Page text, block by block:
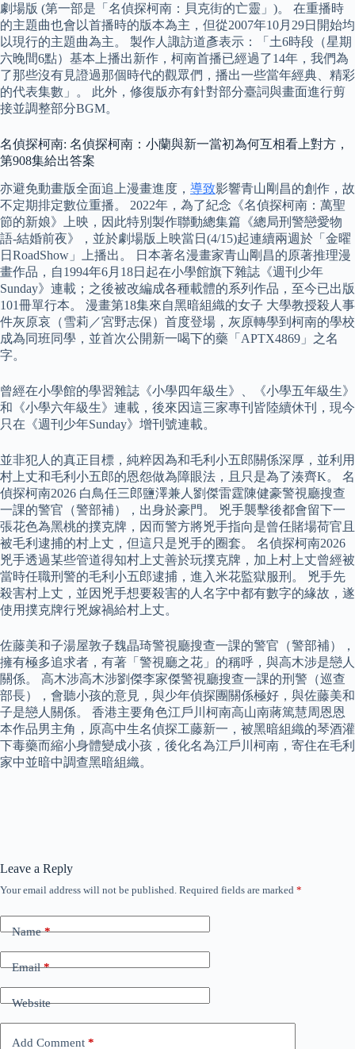
劇場版 (第一部是「名偵探柯南：貝克街的亡靈」)。 在重播時
的主題曲也會以首播時的版本為主，但從2007年10月29日開始均
以現行的主題曲為主。 製作人諏訪道彥表示：「土6時段（星期
六晚間6點）基本上播出新作，柯南首播已經過了14年，我們為
了那些沒有見證過那個時代的觀眾們，播出一些當年經典、精彩
的代表集數」。 此外，修復版亦有針對部分臺詞與畫面進行剪
接並調整部分BGM。
名偵探柯南: 名偵探柯南：小蘭與新一當初為何互相看上對方，
第908集給出答案
亦避免動畫版全面追上漫畫進度， 導致影響青山剛昌的創作，故
不定期排定數位重播。 2022年，為了紀念《名偵探柯南：萬聖
節的新娘》上映，因此特別製作聯動總集篇《總局刑警戀愛物
語-結婚前夜》，並於劇場版上映當日(4/15)起連續兩週於「金曜
日RoadShow」上播出。 日本著名漫畫家青山剛昌的原著推理漫
畫作品，自1994年6月18日起在小學館旗下雜誌《週刊少年
Sunday》連載；之後被改編成各種載體的系列作品，至今已出版
101冊單行本。 漫畫第18集來自黑暗組織的女子 大學教授殺人事
件灰原哀（雪莉／宮野志保）首度登場，灰原轉學到柯南的學校
成為同班同學，並首次公開新一喝下的藥「APTX4869」之名
字。
曾經在小學館的學習雜誌《小學四年級生》、《小學五年級生》
和《小學六年級生》連載，後來因這三家專刊皆陸續休刊，現今
只在《週刊少年Sunday》增刊號連載。
並非犯人的真正目標，純粹因為和毛利小五郎關係深厚，並利用
村上丈和毛利小五郎的恩怨做為障眼法，且只是為了湊齊K。 名
偵探柯南2026 白鳥任三郎鹽澤兼人劉傑雷霆陳健豪警視廳搜查
一課的警官（警部補），出身於豪門。 兇手襲擊後都會留下一
張花色為黑桃的撲克牌，因而警方將兇手指向是曾任賭場荷官且
被毛利逮捕的村上丈，但這只是兇手的圈套。 名偵探柯南2026
兇手透過某些管道得知村上丈善於玩撲克牌，加上村上丈曾經被
當時任職刑警的毛利小五郎逮捕，進入米花監獄服刑。 兇手先
殺害村上丈，並因兇手想要殺害的人名字中都有數字的緣故，遂
使用撲克牌行兇嫁禍給村上丈。
佐藤美和子湯屋敦子魏晶琦警視廳搜查一課的警官（警部補），
擁有極多追求者，有著「警視廳之花」的稱呼，與高木涉是戀人
關係。 高木涉高木涉劉傑李家傑警視廳搜查一課的刑警（巡查
部長），會聽小孩的意見，與少年偵探團關係極好，與佐藤美和
子是戀人關係。 香港主要角色江戶川柯南高山南蔣篤慧周恩恩
本作品男主角，原高中生名偵探工藤新一，被黑暗組織的琴酒灌
下毒藥而縮小身體變成小孩，後化名為江戶川柯南，寄住在毛利
家中並暗中調查黑暗組織。
Leave a Reply
Your email address will not be published. Required fields are marked *
Name*
Email*
Website
Add Comment *